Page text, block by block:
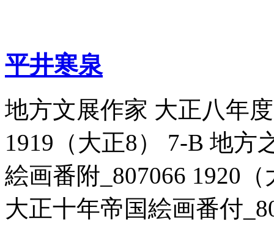
平井寒泉
地方文展作家 大正八年
1919（大正8） 7-B 地方
絵画番附_807066 1920
大正十年帝国絵画番付